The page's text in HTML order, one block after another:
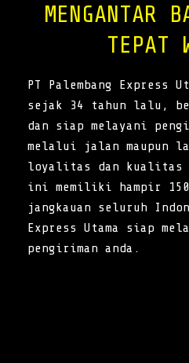
MENGANTAR
TEPAT
PT Palembang Express
sejak 34 tahun lalu,
dan siap melayani
melalui jalan maupun
loyalitas dan kualitas
ini memiliki hampir
jangkauan seluruh
Express Utama siap
pengiriman anda.